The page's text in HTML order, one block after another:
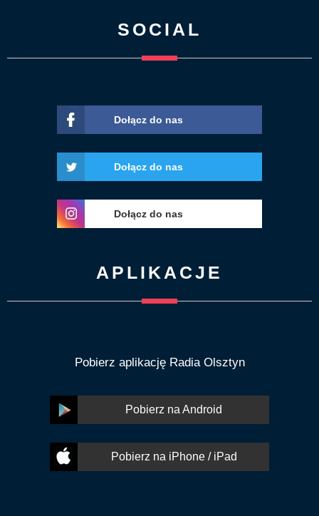
SOCIAL
Dołącz do nas
Dołącz do nas
Dołącz do nas
APLIKACJE
Pobierz aplikację Radia Olsztyn
Pobierz na Android
Pobierz na iPhone / iPad